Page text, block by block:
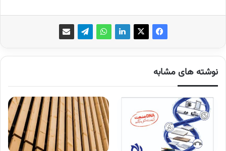
نوشته های مشابه